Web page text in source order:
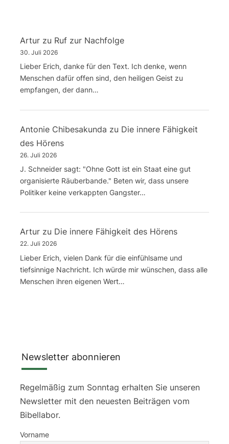
Artur zu Ruf zur Nachfolge
30. Juli 2026
Lieber Erich, danke für den Text. Ich denke, wenn
Menschen dafür offen sind, den heiligen Geist zu
empfangen, der dann…
Antonie Chibesakunda zu Die innere Fähigkeit
des Hörens
26. Juli 2026
J. Schneider sagt: "Ohne Gott ist ein Staat eine gut
organisierte Räuberbande." Beten wir, dass unsere
Politiker keine verkappten Gangster…
Artur zu Die innere Fähigkeit des Hörens
22. Juli 2026
Lieber Erich, vielen Dank für die einfühlsame und
tiefsinnige Nachricht. Ich würde mir wünschen, dass alle
Menschen ihren eigenen Wert…
Newsletter abonnieren
Regelmäßig zum Sonntag erhalten Sie unseren
Newsletter mit den neuesten Beiträgen vom
Bibellabor.
Vorname